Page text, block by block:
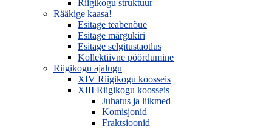
Riigikogu struktuur
Rääkige kaasa!
Esitage teabenõue
Esitage märgukiri
Esitage selgitustaotlus
Kollektiivne pöördumine
Riigikogu ajalugu
XIV Riigikogu koosseis
XIII Riigikogu koosseis
Juhatus ja liikmed
Komisjonid
Fraktsioonid